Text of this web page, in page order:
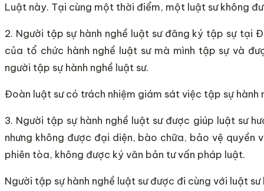
Luật này. Tại cùng một thời điểm, một luật sư không
2. Người tập sự hành nghề luật sư đăng ký tập sự tại
của tổ chức hành nghề luật sư mà mình tập sự và
người tập sự hành nghề luật sư.
Đoàn luật sư có trách nhiệm giám sát việc tập sự hành
3. Người tập sự hành nghề luật sư được giúp luật sư
nhưng không được đại diện, bào chữa, bảo vệ quyền
phiên tòa, không được ký văn bản tư vấn pháp luật.
Người tập sự hành nghề luật sư được đi cùng với luật